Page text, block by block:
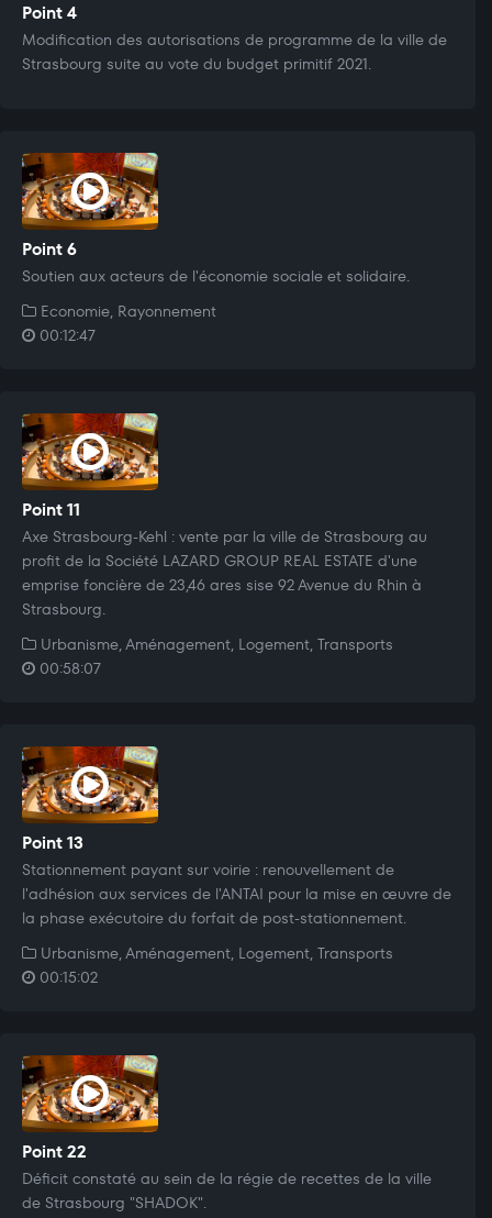
Point 4
Modification des autorisations de programme de la ville de
Strasbourg suite au vote du budget primitif 2021.
Point 6
Soutien aux acteurs de l'économie sociale et solidaire.
Economie, Rayonnement
00:12:47
Point 11
Axe Strasbourg-Kehl : vente par la ville de Strasbourg au
profit de la Société LAZARD GROUP REAL ESTATE d'une
emprise foncière de 23,46 ares sise 92 Avenue du Rhin à
Strasbourg.
Urbanisme, Aménagement, Logement, Transports
00:58:07
Point 13
Stationnement payant sur voirie : renouvellement de
l'adhésion aux services de l'ANTAI pour la mise en œuvre de
la phase exécutoire du forfait de post-stationnement.
Urbanisme, Aménagement, Logement, Transports
00:15:02
Point 22
Déficit constaté au sein de la régie de recettes de la ville
de Strasbourg "SHADOK".